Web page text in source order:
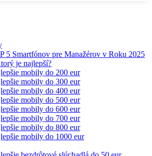
5 Smartfónov pre Manažérov v Roku 2025
je najlepší?
mobily do 200 eur
mobily do 300 eur
mobily do 400 eur
mobily do 500 eur
mobily do 600 eur
mobily do 700 eur
mobily do 800 eur
mobily do 1000 eur